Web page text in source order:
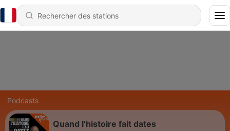
Podcasts
Quand l’histoire fait dates